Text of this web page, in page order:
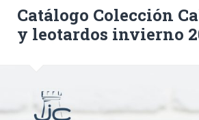
Catálogo Colección
y leotardos invierno